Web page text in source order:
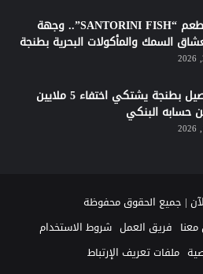
افتتاح مطعم “SANTORINI FISH”.. وجهة
السمك والمأكولات البحرية بطنجة
عامل توصيل بطنجة يشتكي اختفاء 5 ملايين
حسابه البنكي
معنا فريق العمل شروط الاستخدام
ملفات تعريف الإرتباط